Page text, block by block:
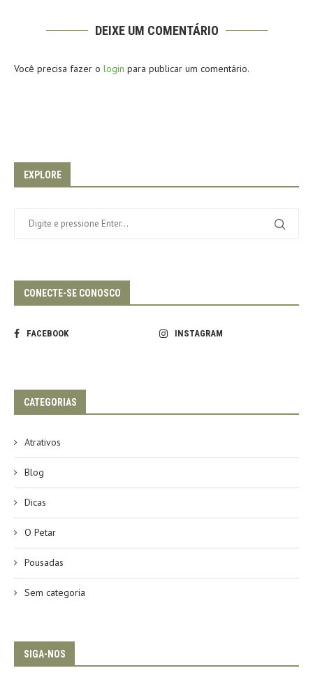
DEIXE UM COMENTÁRIO
Você precisa fazer o login para publicar um comentário.
EXPLORE
CONECTE-SE CONOSCO
FACEBOOK INSTAGRAM
CATEGORIAS
Atrativos
Blog
Dicas
O Petar
Pousadas
Sem categoria
SIGA-NOS